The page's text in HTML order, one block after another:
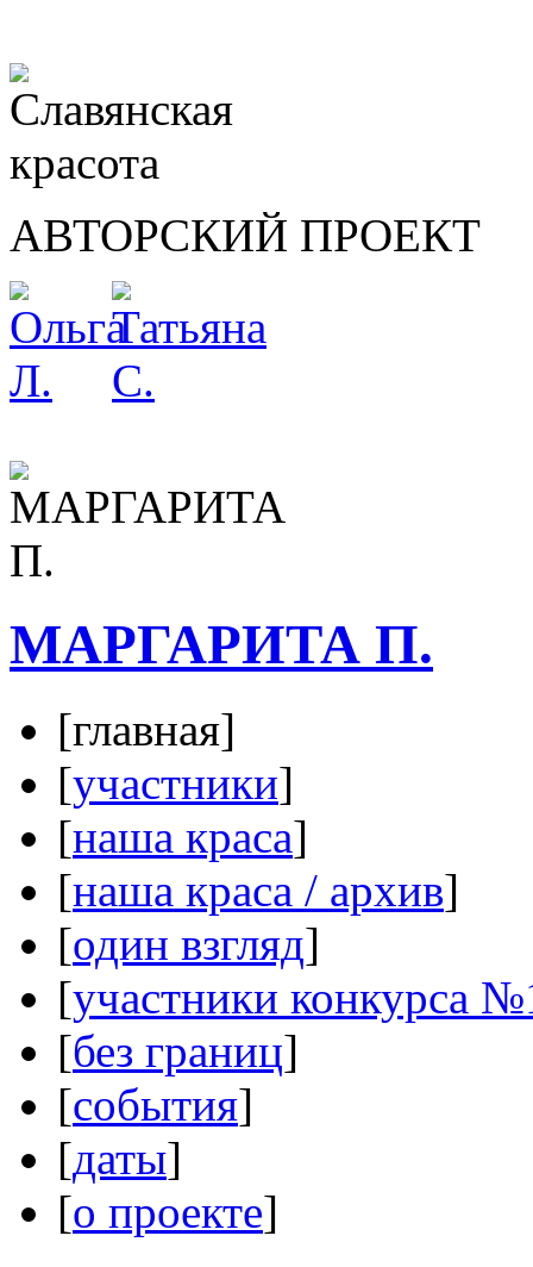
АВТОРСКИЙ ПРОЕКТ
МАРГАРИТА П.
[главная]
[участники]
[наша краса]
[наша краса / архив]
[один взгляд]
[участники конкурса
[без границ]
[события]
[даты]
[о проекте]